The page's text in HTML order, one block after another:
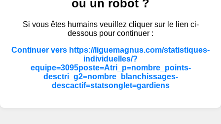
ou un robot ?
Si vous êtes humains veuillez cliquer sur le lien ci-
dessous pour continuer :
Continuer vers https://liguemagnus.com/statistiques-
individuelles/?
equipe=3095poste=Atri_p=nombre_points-
desctri_g2=nombre_blanchissages-
descactif=statsonglet=gardiens